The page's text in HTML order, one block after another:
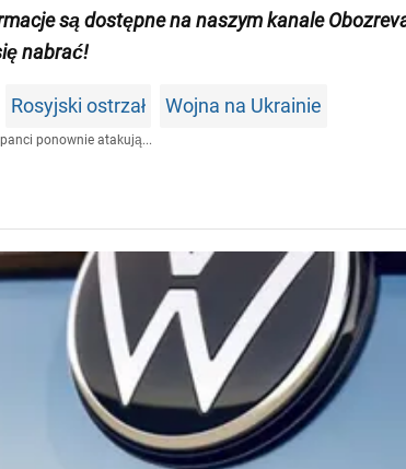
są dostępne na naszym kanale
nabrać!
Rosyjski ostrzał Wojna na Ukrainie
ponownie atakują...